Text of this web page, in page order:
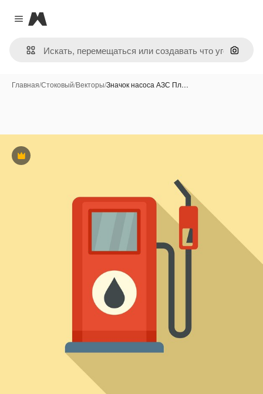
Close menu
Magnific
Поиск
Главная/Стоковый/Векторы/Значок насоса АЗС Пл…
Премиум